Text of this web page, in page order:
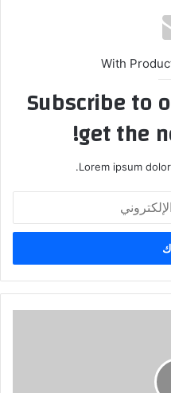
With
Subscribe to
get the
Lorem ipsum